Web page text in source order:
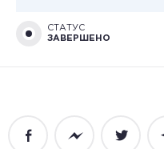
СТАТУС
ЗАВЕРШЕНО
FacebookMessengerTwitter